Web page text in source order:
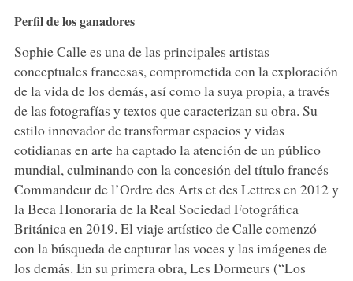
Perfil de los ganadores
Sophie Calle es una de las principales artistas
conceptuales francesas, comprometida con la exploración
de la vida de los demás, así como la suya propia, a través
de las fotografías y textos que caracterizan su obra. Su
estilo innovador de transformar espacios y vidas
cotidianas en arte ha captado la atención de un público
mundial, culminando con la concesión del título francés
Commandeur de l’Ordre des Arts et des Lettres en 2012 y
la Beca Honoraria de la Real Sociedad Fotográfica
Británica en 2019. El viaje artístico de Calle comenzó
con la búsqueda de capturar las voces y las imágenes de
los demás. En su primera obra, Les Dormeurs (“Los